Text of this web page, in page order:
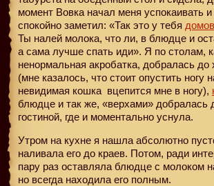
момент Вовка начал меня успокаивать и
спокойно заметил: «Так это у тебя
Ты налей молока, что ли, в блюдце и
а сама лучше спать иди». Я по столам,
ненормальная акробатка, добралась до
(мне казалось, что стоит опустить ногу
невидимая кошка вцепится мне в ногу),
блюдце и так же, «верхами» добралась
гостиной, где и моментально уснула.
Утром на кухне я нашла абсолютно
наливала его до краев. Потом, ради
пару раз оставляла блюдце с молоком
но всегда находила его полным.